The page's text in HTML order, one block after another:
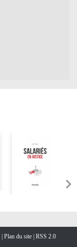
| Plan du site |RSS 2.0